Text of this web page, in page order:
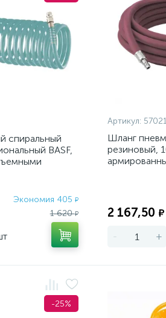
спиральный
BASF,
Экономия 405 ₽
1 620₽
Артикул: 57021
Шланг
резиновый,
2 167,50 ₽
- +
-25%